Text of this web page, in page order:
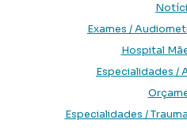
Exames /
Hospital
Especialidades /
Especialidades /